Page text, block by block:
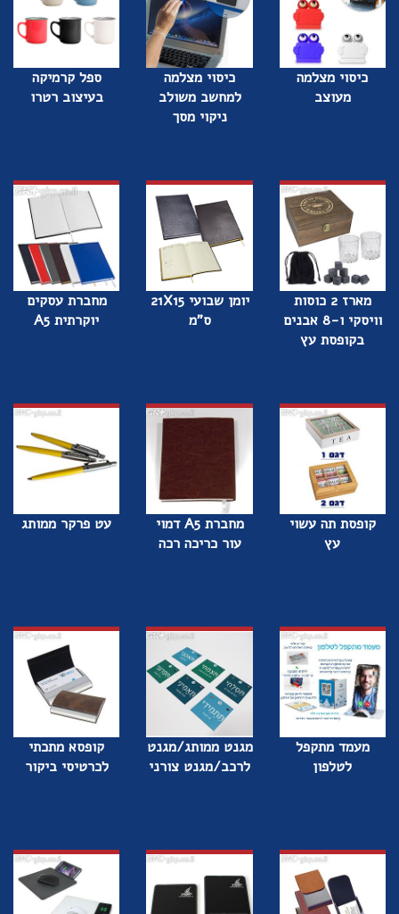
כיסוי מצלמה
מעוצב
כיסוי מצלמה
למחשב משולב
ניקוי מסך
ספל קרמיקה
בעיצוב רטרו
מארז 2 כוסות
וויסקי ו-8 אבנים
בקופסת עץ
יומן שבועי 21X15
ס"מ
מחברת עסקים
יוקרתית A5
קופסת תה עשוי
עץ
מחברת A5 דמוי
עור כריכה רכה
עט פרקר ממותג
מעמד מתקפל
לטלפון
מגנט ממותג/מגנט
לרכב/מגנט צורני
קופסא מתכתי
לכרטיסי ביקור